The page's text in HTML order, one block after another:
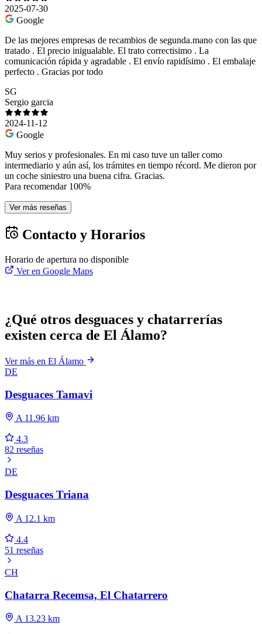
2025-07-30
Google
De las mejores empresas de recambios de segunda.mano con las que
tratado . El precio inigualable. El trato correctisimo . La
comunicación rápida y agradable . El envío rapidísimo . El embalaje
perfecto . Gracias por todo
SG
Sergio garcia
2024-11-12
Google
Muy serios y profesionales. En mi caso tuve un taller como
intermediario y aún así, los trámites en tiempo récord. Me dieron por
un coche siniestro una buena cifra. Gracias.
Para recomendar 100%
Ver más reseñas
Contacto y Horarios
Horario de apertura no disponible
Ver en Google Maps
¿Qué otros desguaces y chatarrerías
existen cerca de El Álamo?
Ver más en El Álamo
DE
Desguaces Tamavi
A 11.96 km
4.3
82 reseñas
DE
Desguaces Triana
A 12.1 km
4.4
51 reseñas
CH
Chatarra Recemsa, El Chatarrero
A 13.23 km